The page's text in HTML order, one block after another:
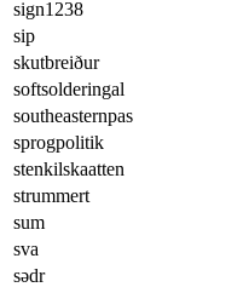
sign1238
sip
skutbreiður
softsolderingal
southeasternpas
sprogpolitik
stenkilskaatten
strummert
sum
sva
sədr